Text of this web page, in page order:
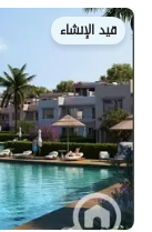
قيد الإنشاء